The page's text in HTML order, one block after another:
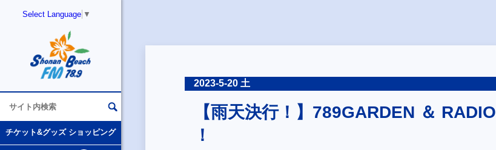
Select Language ▼
チケット&グッズ ショッピング
2023-5-20 土
【雨天決行！】789GARDEN ＆
！